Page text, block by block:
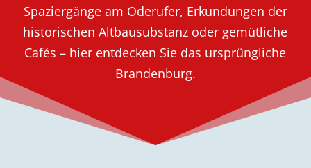
Spaziergänge am Oderufer, Erkundungen der
historischen Altbausubstanz oder gemütliche
Cafés – hier entdecken Sie das ursprüngliche
Brandenburg.